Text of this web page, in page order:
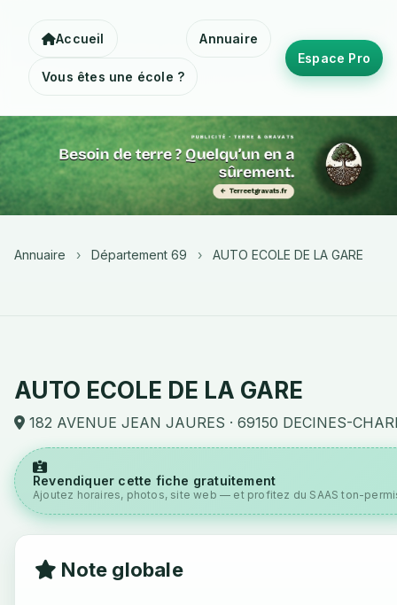
Accueil Annuaire
Vous êtes une école ?
Espace Pro
Annuaire › Département 69 › AUTO ECOLE DE LA GARE
AUTO ECOLE DE LA GARE
182 AVENUE JEAN JAURES · 69150 DECINES-
Revendiquer cette fiche gratuitement
Ajoutez horaires, photos, site web — et profitez du SAAS ton-
Note globale